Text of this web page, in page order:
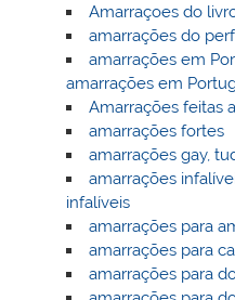
Amarraçoes do
amarrações do
amarrações em
amarrações em
Amarrações feitas
amarrações fortes
amarrações gay,
amarrações
infalíveis
amarrações para
amarrações para
amarrações para